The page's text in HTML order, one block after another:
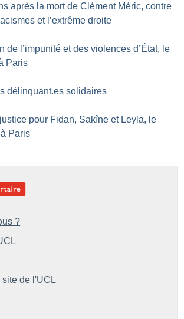
après la mort de Clément Méric, contre
et l’extrême droite
de l’impunité et des violences d’État, le
Paris
délinquant.es solidaires
pour Fidan, Sakîne et Leyla, le
Paris
?
de l'UCL